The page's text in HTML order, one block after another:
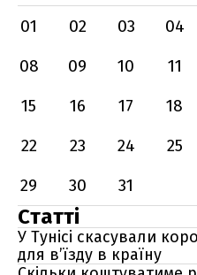
01
02 03 04
08
09 10 11
15
16 17 18
22
23 24 25
29
30 31
Статті
У Тунісі скасували
для в’їзду в країну